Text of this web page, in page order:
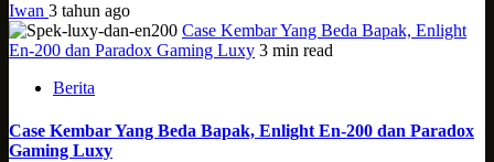
Iwan 3 tahun ago
Case Kembar Yang Beda Bapak, Enlight
En-200 dan Paradox Gaming Luxy 3 min read
Berita
Case Kembar Yang Beda Bapak, Enlight En-200 dan Paradox
Gaming Luxy